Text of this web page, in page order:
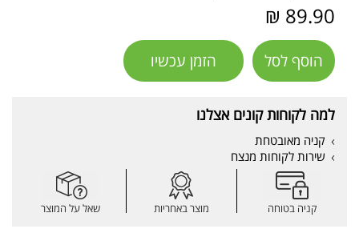
89.90 ₪
הוסף לסל הזמן עכשיו
למה לקוחות קונים אצלנו
קניה מאובטחת
שירות לקוחות מנצח
קניה בטוחה מוצר באחריות שאל על המוצר